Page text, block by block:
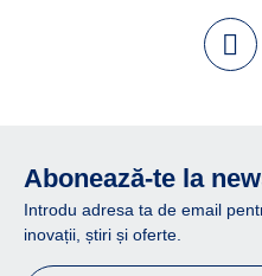
Abonează-te la
Introdu adresa ta de email
inovații, știri și oferte.